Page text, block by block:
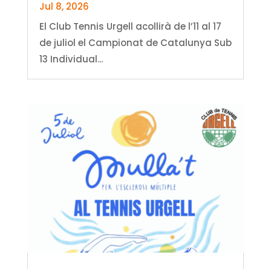
Jul 8, 2026
El Club Tennis Urgell acollirà de l’11 al 17
de juliol el Campionat de Catalunya Sub
13 Individual...